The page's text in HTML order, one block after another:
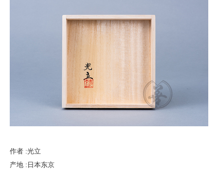
作者 :光立
产地 :日本东京